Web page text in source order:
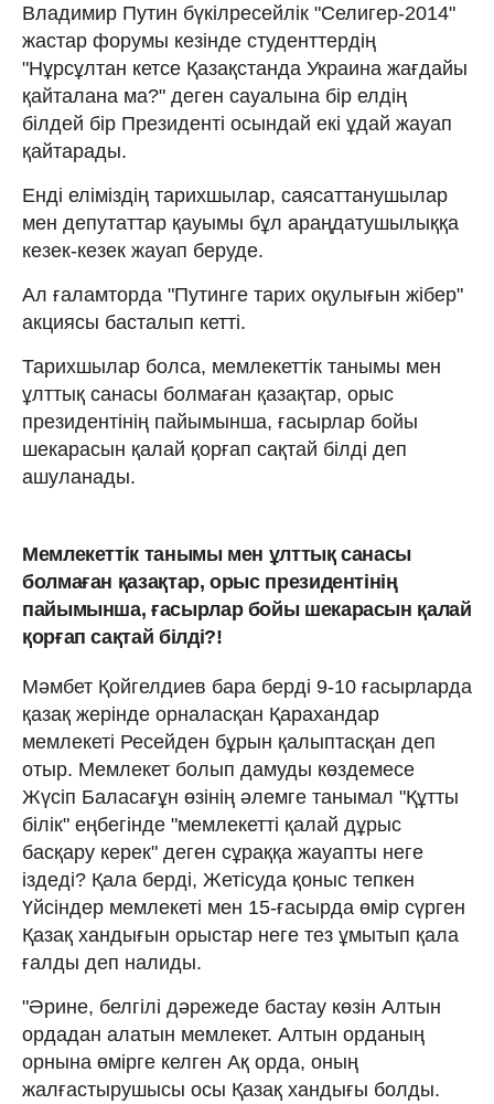
Владимир Путин бүкілресейлік "Селигер-2014"
жастар форумы кезінде студенттердің
"Нұрсұлтан кетсе Қазақстанда Украина жағдайы
қайталана ма?" деген сауалына бір елдің
білдей бір Президенті осындай екі ұдай жауап
қайтарады.
Енді еліміздің тарихшылар, саясаттанушылар
мен депутаттар қауымы бұл араңдатушылыққа
кезек-кезек жауап беруде.
Ал ғаламторда "Путинге тарих оқулығын жібер"
акциясы басталып кетті.
Тарихшылар болса, мемлекеттік танымы мен
ұлттық санасы болмаған қазақтар, орыс
президентінің пайымынша, ғасырлар бойы
шекарасын қалай қорғап сақтай білді деп
ашуланады.
Мемлекеттік танымы мен ұлттық санасы
болмаған қазақтар, орыс президентінің
пайымынша, ғасырлар бойы шекарасын қалай
қорғап сақтай білді?!
Мәмбет Қойгелдиев бара берді 9-10 ғасырларда
қазақ жерінде орналасқан Қарахандар
мемлекеті Ресейден бұрын қалыптасқан деп
отыр. Мемлекет болып дамуды көздемесе
Жүсіп Баласағұн өзінің әлемге танымал "Құтты
білік" еңбегінде "мемлекетті қалай дұрыс
басқару керек" деген сұраққа жауапты неге
іздеді? Қала берді, Жетісуда қоныс тепкен
Үйсіндер мемлекеті мен 15-ғасырда өмір сүрген
Қазақ хандығын орыстар неге тез ұмытып қала
ғалды деп налиды.
"Әрине, белгілі дәрежеде бастау көзін Алтын
ордадан алатын мемлекет. Алтын орданың
орнына өмірге келген Ақ орда, оның
жалғастырушысы осы Қазақ хандығы болды.